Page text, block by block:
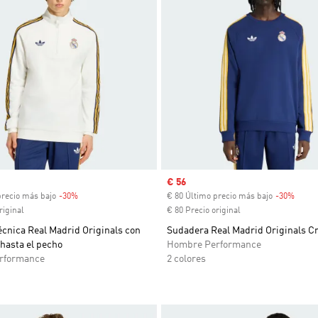
más bajo -30%Descuento
Real Madrid Originals con
el pecho
Precio de venta
€ 56
€ 80 Último precio más bajo -30%
€ 80 Precio original
Sudadera Real Madrid Originals
Hombre Performance
2 colores